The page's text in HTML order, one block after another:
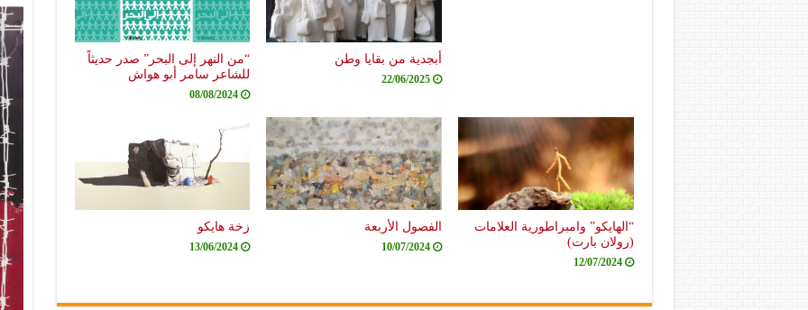
أبجدية من بقايا وطن
22/06/2025
“من النهر إلى البحر” صدر حديثاً
للشاعر سامر أبو هواش
08/08/2024
“الهايكو” وامبراطورية العلامات
(رولان بارت)
12/07/2024
الفصول الأربعة
10/07/2024
زخة هايكو
13/06/2024